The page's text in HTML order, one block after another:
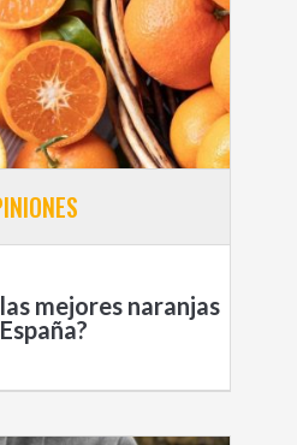
mejores naranjas